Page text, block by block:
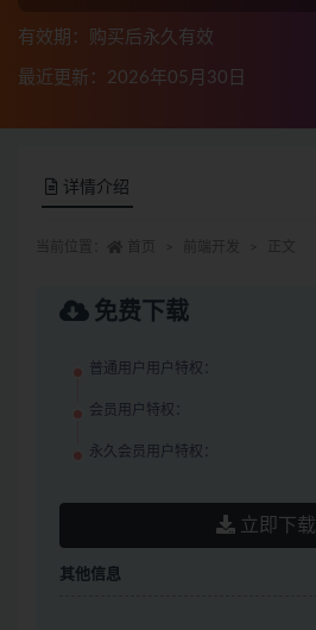
有效期：购买后永久有效
最近更新：2026年05月30日
详情介绍
免费下载
普通用户用户特权：
会员用户特权：
永久会员用户特权：
立即下载
其他信息